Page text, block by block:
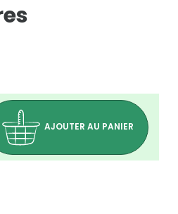
AJOUTER AU PANIER